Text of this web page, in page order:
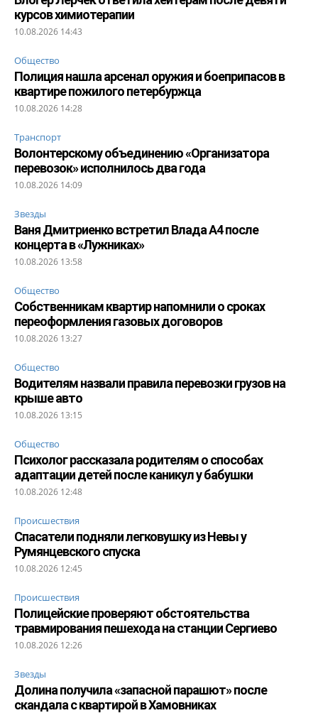
курсов химиотерапии
10.08.2026 14:43
Общество
Полиция нашла арсенал оружия и боеприпасов в
квартире пожилого петербуржца
10.08.2026 14:28
Транспорт
Волонтерскому объединению «Организатора
перевозок» исполнилось два года
10.08.2026 14:09
Звезды
Ваня Дмитриенко встретил Влада А4 после
концерта в «Лужниках»
10.08.2026 13:58
Общество
Собственникам квартир напомнили о сроках
переоформления газовых договоров
10.08.2026 13:27
Общество
Водителям назвали правила перевозки грузов на
крыше авто
10.08.2026 13:15
Общество
Психолог рассказала родителям о способах
адаптации детей после каникул у бабушки
10.08.2026 12:48
Происшествия
Спасатели подняли легковушку из Невы у
Румянцевского спуска
10.08.2026 12:45
Происшествия
Полицейские проверяют обстоятельства
травмирования пешехода на станции Сергиево
10.08.2026 12:26
Звезды
Долина получила «запасной парашют» после
скандала с квартирой в Хамовниках